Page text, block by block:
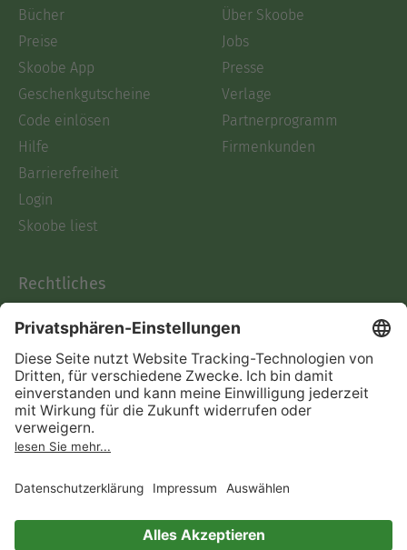
Bücher
Preise
Skoobe App
Geschenkgutscheine
Code einlösen
Hilfe
Barrierefreiheit
Login
Skoobe liest
Über Skoobe
Jobs
Presse
Verlage
Partnerprogramm
Firmenkunden
Rechtliches
AGB
Informationen nach Data
Act
Verträge hier kündigen
Impressum